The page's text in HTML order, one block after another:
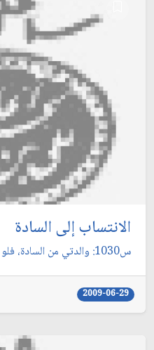
الانتساب إلى السادة
س1030: والدتي من السادة، فلو تفضلتم ببيان الأمور التالية: (1) ...
2009-06-29